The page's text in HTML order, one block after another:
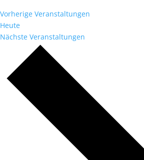
Vorherige Veranstaltungen
Heute
Nächste Veranstaltungen